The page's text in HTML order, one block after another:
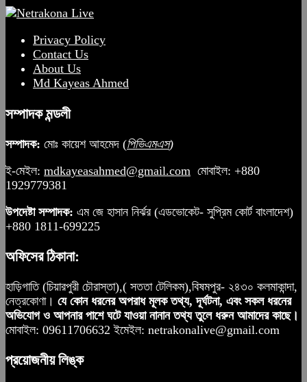
Privacy Policy
Contact Us
About Us
Md Kayeas Ahmed
সম্পাদক মন্ডলী
সম্পাদক: মোঃ কায়েশ আহমেদ (পিভিএমএস)
ই-মেইল: mdkayeasahmed@gmail.com মোবাইল: +880
1929779381
উপদেষ্টা সম্পাদক: এম জে হাসান নির্ঝর (এডভোকেট- সুপ্রিম কোর্ট বাংলাদেশ)
+880 1811-699225
অফিসের ঠিকানা:
হাড়িগাতি (চিয়ারপুরী চৌরাস্তা),( সততা টেলিকম),বিষমপুর- ২৪৩০ কলমাকান্দা,
নেত্রকোণা। যে কোন ধরনের অপরাধ মূলক তথ্য, দূর্ঘটনা, এবং সকল ধরনের
অভিযোগ ও আপনার পাশে ঘটে যাওয়া নানান তথ্য তুলে ধরুন আমাদের কাছে।
মোবাইল: 09611706632 ইমেইল: netrakonalive@gmail.com
প্রয়োজনীয় লিঙ্ক